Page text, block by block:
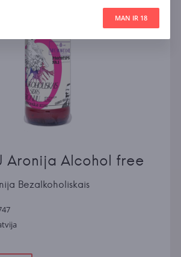
Aronija Alcohol free
Bezalkoholiskais
MAN IR 18